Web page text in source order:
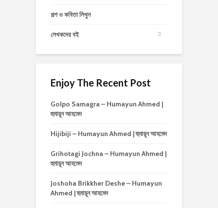
গল্প ও কবিতা লিখুন
লেখকদের বই
Enjoy The Recent Post
Golpo Samagra – Humayun Ahmed |
হুমায়ূন আহমেদ
Hijibiji – Humayun Ahmed | হুমায়ূন আহমেদ
Grihotagi Jochna – Humayun Ahmed |
হুমায়ূন আহমেদ
Joshoha Brikkher Deshe – Humayun
Ahmed | হুমায়ূন আহমেদ